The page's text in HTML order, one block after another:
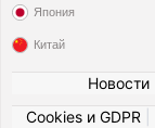
Япония
Китай
Новости|
Cookies и GDPR